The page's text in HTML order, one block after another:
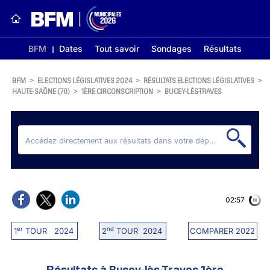
BFM Dates Tout savoir Sondages Résultats
BFM > ELECTIONS LÉGISLATIVES 2024 > RÉSULTATS ELECTIONS LÉGISLATIVES >
HAUTE-SAÔNE (70) > 1ÈRE CIRCONSCRIPTION > BUCEY-LÈS-TRAVES
1erTOUR 2024 2ndTOUR 2024 COMPARER 2022
02:56